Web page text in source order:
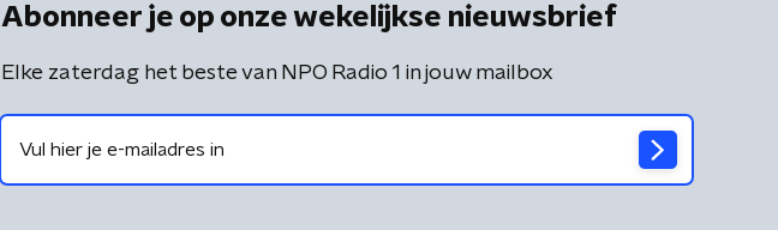
Abonneer je op onze wekelijkse nieuwsbrief
Elke zaterdag het beste van NPO Radio 1 in jouw mailbox